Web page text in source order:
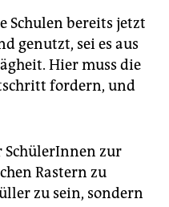
Schulen bereits jetzt
genutzt, sei es aus
Hier muss die
fordern, und
SchülerInnen zur
Rastern zu
zu sein, sondern